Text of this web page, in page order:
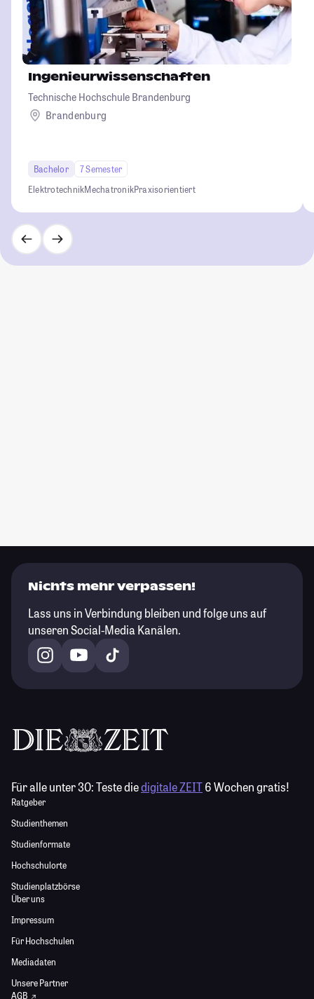
Ingenieurwissenschaften
Technische Hochschule Brandenburg
Brandenburg
Bachelor
7 Semester
ElektrotechnikMechatronikPraxisorientiert
Nichts mehr verpassen!
Lass uns in Verbindung bleiben und folge uns auf
unseren Social-Media Kanälen.
Für alle unter 30:Teste diedigitale ZEIT6 Wochen gratis!
Ratgeber
Studienthemen
Studienformate
Hochschulorte
Studienplatzbörse
Über uns
Impressum
Für Hochschulen
Mediadaten
Unsere Partner
AGB